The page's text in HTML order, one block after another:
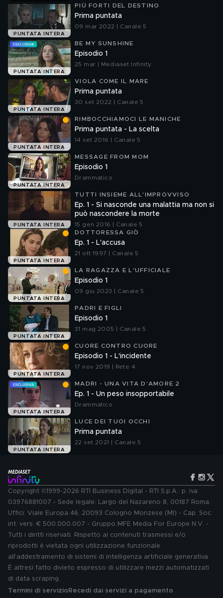
PUNTATA INTERA
PIÙ FORTI DEL DESTINO
Prima puntata
09 mar 2022 | Canale 5
PUNTATA INTERA
BE MY SUNSHINE
Episodio 1
25 mar | Mediaset Infinity
PUNTATA INTERA
VIOLA COME IL MARE
Prima puntata
30 set 2022 | Canale 5
PUNTATA INTERA
RIMBOCCHIAMOCI LE MANICHE
Prima puntata - La scelta
14 set 2016 | Canale 5
PUNTATA INTERA
MESSAGE FROM MOM
Episodio 1
Drammatico
PUNTATA INTERA
TUTTI INSIEME ALL'IMPROVVISO
Ep. 1 - Si nasconde una malattia ma non si
può nascondere la morte
15 gen 2016 | Canale 5
PUNTATA INTERA
DOTTORESSA GIÒ
Ep. 1 - L'accusa
21 ott 1997 | Canale 5
PUNTATA INTERA
LA RAGAZZA E L'UFFICIALE
Episodio 1
09 giu 2023 | Canale 5
PUNTATA INTERA
PADRI E FIGLI
Episodio 1
31 mag 2005 | Canale 5
PUNTATA INTERA
CUORE CONTRO CUORE
Episodio 1 - L'incidente
17 nov 2019 | Rete 4
PUNTATA INTERA
MADRI - UNA VITA D'AMORE 2
Ep. 1 - Un peso insopportabile
Drammatico
PUNTATA INTERA
LUCE DEI TUOI OCCHI
Prima puntata
22 set 2021 | Canale 5
Copyright ©1999-2026 RTI Business Digital - RTI S.p.A.: p. iva
03976881007 - Sede legale: Largo del Nazareno 8, 00187 Roma.
Uffici: Viale Europa 46, 20093 Cologno Monzese (MI) - Cap. Soc.
int. vers. € 500.000.007 - Gruppo MFE Media For Europe N.V. -
Tutti i diritti riservati. Rispetto ai contenuti trasmessi e/o
riprodotti è vietata ogni utilizzazione funzionale
all'addestramento di sistemi di intelligenza artificiale generativa.
È altresì fatto divieto espresso di utilizzare mezzi automatizzati
di data scraping.
Termini di servizio Recedi dai servizi a pagamento